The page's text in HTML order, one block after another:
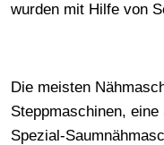
wurden mit Hilfe von
Die meisten
Steppmaschinen,
Spezial-